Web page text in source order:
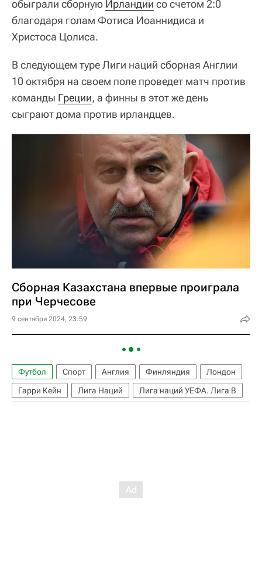
обыграли сборную Ирландии со счетом 2:0
благодаря голам Фотиса Иоаннидиса и
Христоса Цолиса.
В следующем туре Лиги наций сборная Англии
10 октября на своем поле проведет матч против
команды Греции, а финны в этот же день
сыграют дома против ирландцев.
Сборная Казахстана впервые проиграла
при Черчесове
9 сентября 2024, 23:59
Футбол Спорт Англия Финляндия
Лондон
Гарри Кейн
Лига Наций Лига наций УЕФА. Лига B